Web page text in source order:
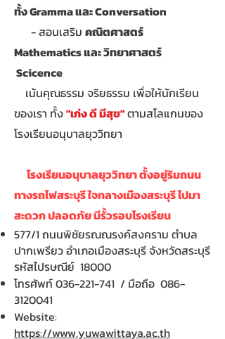
ทั้ง Gramma และ Conversation
- สอนเสริม คณิตศาสตร์
Mathematics และ วิทยาศาสตร์
Scicence
เน้นคุณธรรม จริยธรรม เพื่อให้นักเรียน
ของเรา ทั้ง"เก่ง ดี มีสุข"ตามสโลแกนของ
โรงเรียนอนุบาลยุววิทยา
โรงเรียนอนุบาลยุววิทยา ตั้งอยู่ริมถนน
ทางรถไฟสระบุรี ใจกลางเมืองสระบุรี ไปมา
สะดวก ปลอดภัย มีรั้วรอบโรงเรียน
577/1 ถนนพิชัยรณณรงค์สงคราม ตำบล
ปากเพรียว อำเภอเมืองสระบุรี จังหวัดสระบุรี
รหัสไปรษณีย์ 18000
โทรศัพท์036-221-741 / มือถือ 086-
3120041
Website:
https://www.yuwawittaya.ac.th